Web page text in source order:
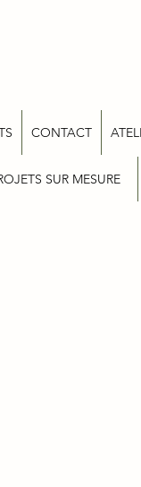
SUR MESURE
CONTACT